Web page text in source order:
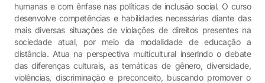
humanas e com ênfase nas políticas de inclusão social. O curso
desenvolve competências e habilidades necessárias diante das
mais diversas situações de violações de direitos presentes na
sociedade atual, por meio da modalidade de educação a
distância. Atua na perspectiva multicultural inserindo o debate
das diferenças culturais, as temáticas de gênero, diversidade,
violências, discriminação e preconceito, buscando promover o